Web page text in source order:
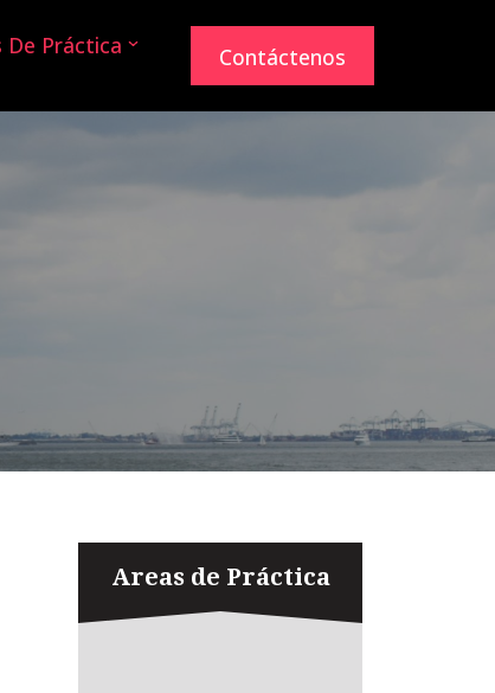
De Práctica Contáctenos
Areas de Práctica